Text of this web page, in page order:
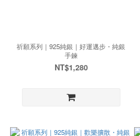
祈願系列｜925純銀｜好運邁步・純銀
手鍊
NT$1,280